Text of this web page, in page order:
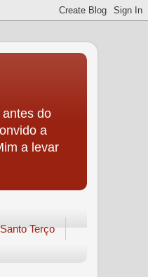
do
a
a levar
Santo Terço